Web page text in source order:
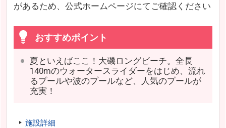
があるため、公式ホームページにてご確認ください
おすすめポイント
夏といえばここ！大磯ロングビーチ。全長
140mのウォータースライダーをはじめ、流れ
るプールや波のプールなど、人気のプールが
充実！
施設詳細